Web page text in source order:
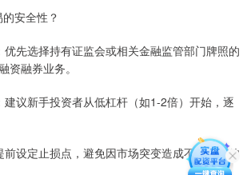
安全性？
优先选择持有证监会或相关金融监管部门牌照的
资融券业务。
建议新手投资者从低杠杆（如1-2倍）开始，逐
前设定止损点，避免因市场突变造成不可挽回的